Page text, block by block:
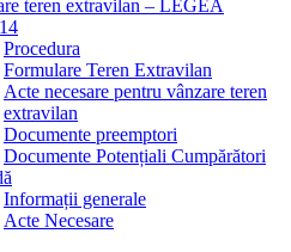
teren extravilan – LEGEA
Procedura
Formulare Teren Extravilan
Acte necesare pentru vânzare teren
extravilan
Documente preemptori
Documente Potențiali Cumpărători
Informații generale
Acte Necesare